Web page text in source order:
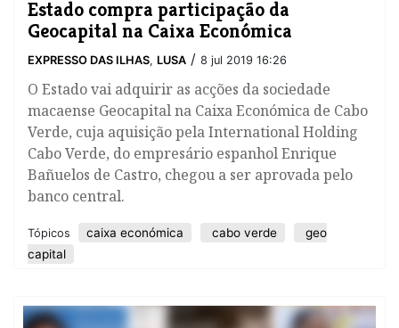
Estado compra participação da
Geocapital na Caixa Económica
EXPRESSO DAS ILHAS, LUSA / 8 jul 2019 16:26
​O Estado vai adquirir as acções da sociedade
macaense Geocapital na Caixa Económica de Cabo
Verde, cuja aquisição pela International Holding
Cabo Verde, do empresário espanhol Enrique
Bañuelos de Castro, chegou a ser aprovada pelo
banco central.
Tópicos caixa económica cabo verde
geo
capital